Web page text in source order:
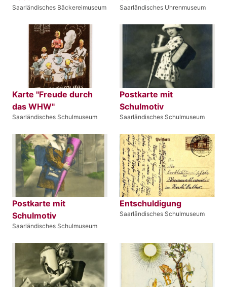
Saarländisches Bäckereimuseum Saarländisches Uhrenmuseum
Karte "Freude durch
das WHW"
Saarländisches Schulmuseum
Postkarte mit
Schulmotiv
Saarländisches Schulmuseum
Postkarte mit
Schulmotiv
Saarländisches Schulmuseum
Entschuldigung
Saarländisches Schulmuseum